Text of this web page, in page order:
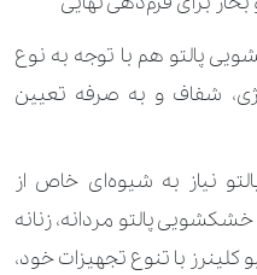
250.000 تومان 350.000 تومان
1.400.000 تومان
پالتو هم با توجه به نوع
شفاف و به ‌صرفه تعیین
نیاز به شیوه‌ای خاص از
پالتو مردانه، زنانه
کلینرز با تنوع تجهیزات خود،